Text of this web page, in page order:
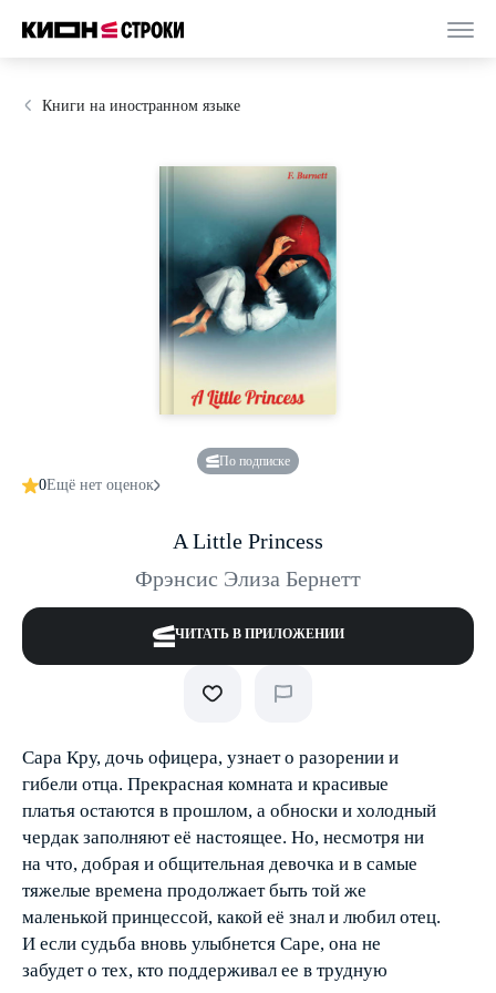
Книги на иностранном языке
По подписке
0Ещё нет оценок
A Little Princess
Фрэнсис Элиза Бернетт
ЧИТАТЬ В ПРИЛОЖЕНИИ
Сара Кру, дочь офицера, узнает о разорении и
гибели отца. Прекрасная комната и красивые
платья остаются в прошлом, а обноски и холодный
чердак заполняют её настоящее. Но, несмотря ни
на что, добрая и общительная девочка и в самые
тяжелые времена продолжает быть той же
маленькой принцессой, какой её знал и любил отец.
И если судьба вновь улыбнется Саре, она не
забудет о тех, кто поддерживал ее в трудную